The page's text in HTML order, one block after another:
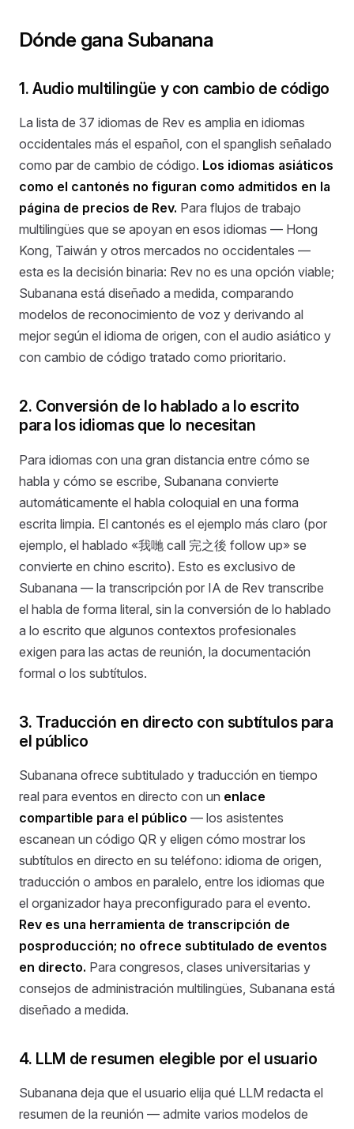
Dónde gana Subanana
1. Audio multilingüe y con cambio de código
La lista de 37 idiomas de Rev es amplia en idiomas
occidentales más el español, con el spanglish señalado
como par de cambio de código. Los idiomas asiáticos
como el cantonés no figuran como admitidos en la
página de precios de Rev. Para flujos de trabajo
multilingües que se apoyan en esos idiomas — Hong
Kong, Taiwán y otros mercados no occidentales —
esta es la decisión binaria: Rev no es una opción viable;
Subanana está diseñado a medida, comparando
modelos de reconocimiento de voz y derivando al
mejor según el idioma de origen, con el audio asiático y
con cambio de código tratado como prioritario.
2. Conversión de lo hablado a lo escrito
para los idiomas que lo necesitan
Para idiomas con una gran distancia entre cómo se
habla y cómo se escribe, Subanana convierte
automáticamente el habla coloquial en una forma
escrita limpia. El cantonés es el ejemplo más claro (por
ejemplo, el hablado «我哋 call 完之後 follow up» se
convierte en chino escrito). Esto es exclusivo de
Subanana — la transcripción por IA de Rev transcribe
el habla de forma literal, sin la conversión de lo hablado
a lo escrito que algunos contextos profesionales
exigen para las actas de reunión, la documentación
formal o los subtítulos.
3. Traducción en directo con subtítulos para
el público
Subanana ofrece subtitulado y traducción en tiempo
real para eventos en directo con un enlace
compartible para el público — los asistentes
escanean un código QR y eligen cómo mostrar los
subtítulos en directo en su teléfono: idioma de origen,
traducción o ambos en paralelo, entre los idiomas que
el organizador haya preconfigurado para el evento.
Rev es una herramienta de transcripción de
posproducción; no ofrece subtitulado de eventos
en directo. Para congresos, clases universitarias y
consejos de administración multilingües, Subanana está
diseñado a medida.
4. LLM de resumen elegible por el usuario
Subanana deja que el usuario elija qué LLM redacta el
resumen de la reunión — admite varios modelos de